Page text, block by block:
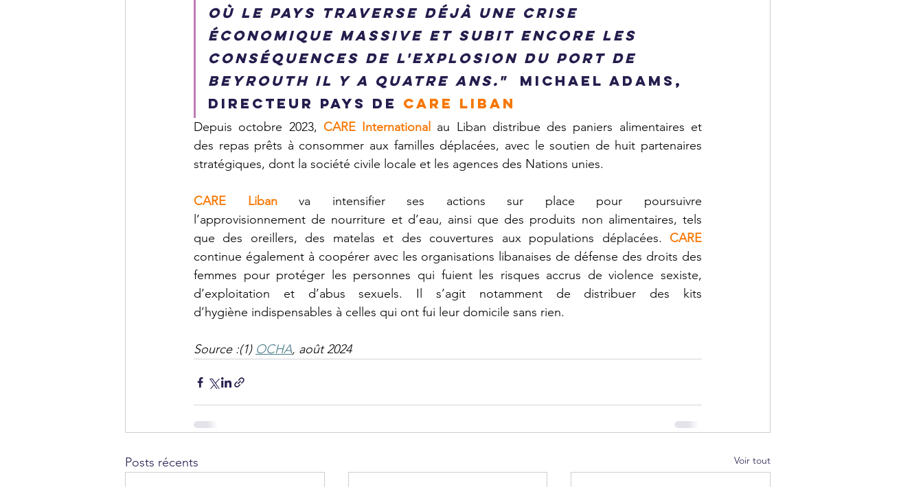
où le pays traverse déjà une crise
économique massive et subit encore les
conséquences de l'explosion du port de
Beyrouth il y a quatre ans." Michael Adams,
Directeur Pays de CARE Liban
Depuis octobre 2023, CARE International
au Liban distribue des paniers alimentaires et
des repas prêts à consommer aux familles déplacées, avec le soutien de huit partenaires
stratégiques, dont la société civile locale et les agences des Nations unies.
CARE Liban va intensifier ses actions sur place pour poursuivre
l’approvisionnement de nourriture et d’eau, ainsi que des produits non alimentaires, tels
que des oreillers, des matelas et des couvertures aux populations déplacées. CARE
continue également à coopérer avec les organisations libanaises de défense des droits des
femmes pour protéger les personnes qui fuient les risques accrus de violence sexiste,
d’exploitation et d’abus sexuels. Il s’agit notamment de distribuer des kits
d’hygiène indispensables à celles qui ont fui leur domicile sans rien.
Source :(1) OCHA, août 2024
Posts récents Voir tout